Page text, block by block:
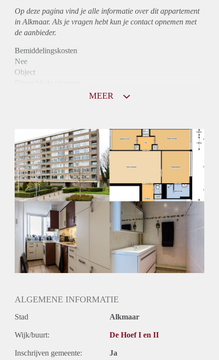
Op deze pagina vind je alle informatie over ditappartement
in Alkmaar. Als je vragen hebt kun je contact opnemen met
de aanbieder.
Bemiddelingskosten
Nee
Object
Huurtoeslag
Niet mogelijk
Inkomen eis
3,0 X Maandhuur Bruto
Huurtermijn
Onbepaalde termijn
Oplevering
Kaal
MEER
ALGEMENE INFORMATIE
Stad Alkmaar
Wijk/buurt: De Hoef I en II
Inschrijven gemeente: Ja